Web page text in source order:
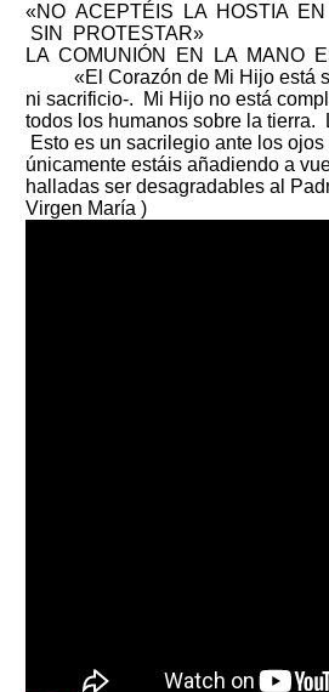
«NO ACEPTÉIS LA HOSTIA
SIN PROTESTAR»
LA COMUNIÓN EN LA MANO
«El Corazón de Mi Hijo está
ni sacrificio-. Mi Hijo no está
todos los humanos sobre la tierra.
Esto es un sacrilegio ante los
únicamente estáis añadiendo a
halladas ser desagradables al
Virgen María )